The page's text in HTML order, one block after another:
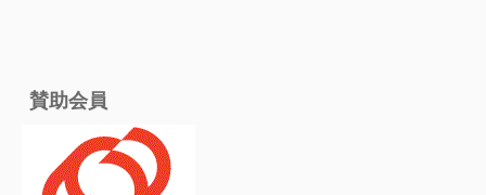
賛助会員